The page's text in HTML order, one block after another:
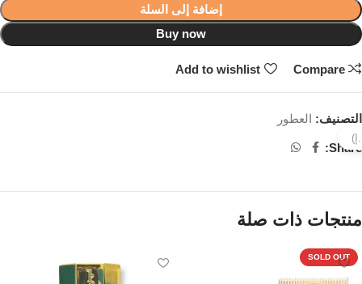
إضافة إلى السلة
Buy now
Compare
Add to wishlist
التصنيف: العطور
Share:
منتجات ذات صلة
SOLD OUT